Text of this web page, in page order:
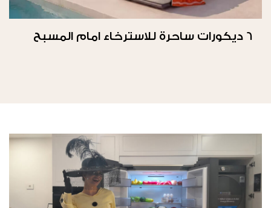
6 ديكورات ساحرة للاسترخاء امام المسبح